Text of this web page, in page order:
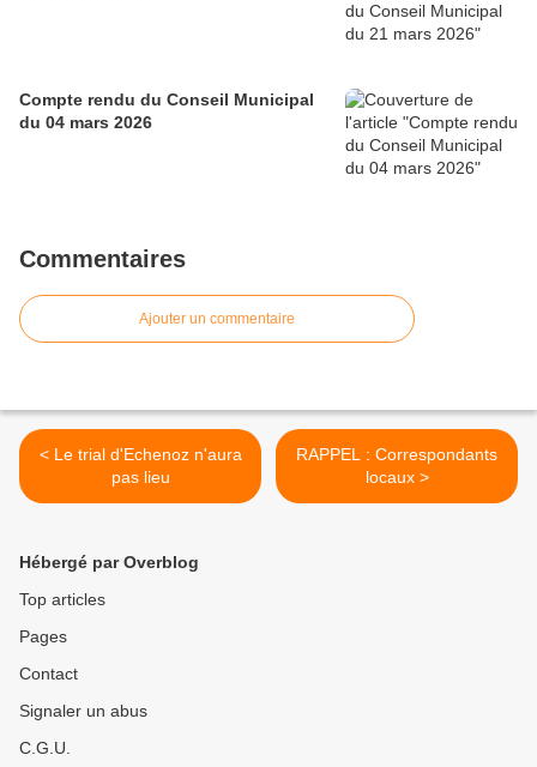
Compte rendu du Conseil Municipal
du 04 mars 2026
Commentaires
Ajouter un commentaire
< Le trial d'Echenoz n'aura
pas lieu
RAPPEL : Correspondants
locaux >
Hébergé par Overblog
Top articles
Pages
Contact
Signaler un abus
C.G.U.